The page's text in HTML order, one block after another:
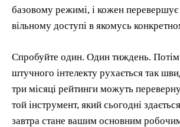
базовому режимі, і кожен
вільному доступі в якомусь
Спробуйте один. Один тиждень.
штучного інтелекту рухається так
три місяці рейтинги можуть
той інструмент, який сьогодні
завтра стане вашим основним